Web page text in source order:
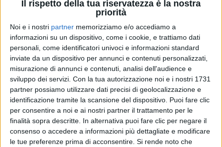
Il rispetto della tua riservatezza è la nostra
priorità
Noi e i nostri partner memorizziamo e/o accediamo a
informazioni su un dispositivo, come i cookie, e trattiamo dati
personali, come identificatori univoci e informazioni standard
inviate da un dispositivo per annunci e contenuti personalizzati,
misurazione di annunci e contenuti, analisi dell'audience e
sviluppo dei servizi. Con la tua autorizzazione noi e i nostri 1731
partner possiamo utilizzare dati precisi di geolocalizzazione e
identificazione tramite la scansione del dispositivo. Puoi fare clic
per consentire a noi e ai nostri partner il trattamento per le
finalità sopra descritte. In alternativa puoi fare clic per negare il
consenso o accedere a informazioni più dettagliate e modificare
le tue preferenze prima di acconsentire. Si rende noto che
Ieri sera ti abbiamo visto sulla nave a Sanremo: hai
cantato il brano dello scorso anno, “Un milione di
cose da dirti”. Com’è andata rispetto all’esibizione
del 2021 all’Ariston?
“C’era meno tensione, perché ovviamente ero un
ospite e non ero in gara. Sono stato molto felice che
Amadeus mi abbia invitato. La location era
meravigliosa, sono stato molto felice di cantare e ho
incontrato tanti amici. Per me è stata un’esperienza
meravigliosa!”